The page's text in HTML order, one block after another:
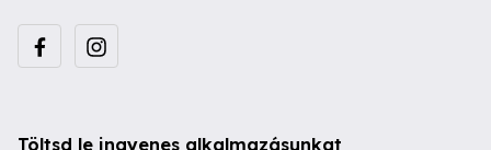
Töltsd le ingyenes alkalmazásunkat